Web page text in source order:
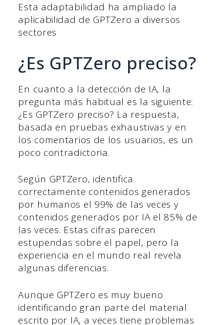
Esta adaptabilidad ha ampliado la
aplicabilidad de GPTZero a diversos
sectores
¿Es GPTZero preciso?
En cuanto a la detección de IA, la
pregunta más habitual es la siguiente:
¿Es GPTZero preciso? La respuesta,
basada en pruebas exhaustivas y en
los comentarios de los usuarios, es un
poco contradictoria.
Según GPTZero, identifica
correctamente contenidos generados
por humanos el 99% de las veces y
contenidos generados por IA el 85% de
las veces. Estas cifras parecen
estupendas sobre el papel, pero la
experiencia en el mundo real revela
algunas diferencias.
Aunque GPTZero es muy bueno
identificando gran parte del material
escrito por IA, a veces tiene problemas